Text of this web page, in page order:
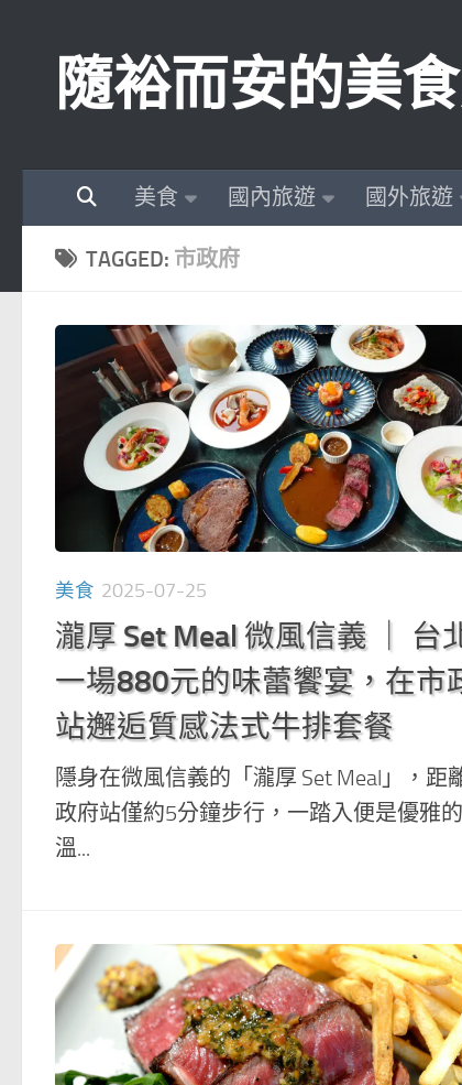
隨裕而安的美
美食 國內旅遊 國外旅遊
TAGGED: 市政府
美食 2025-07-25
瀧厚 Set Meal 微風信義 ｜ 台
一場880元的味蕾饗宴，在市
站邂逅質感法式牛排套餐
隱身在微風信義的「瀧厚 Set Meal」，距
政府站僅約5分鐘步行，一踏入便是優雅
溫...